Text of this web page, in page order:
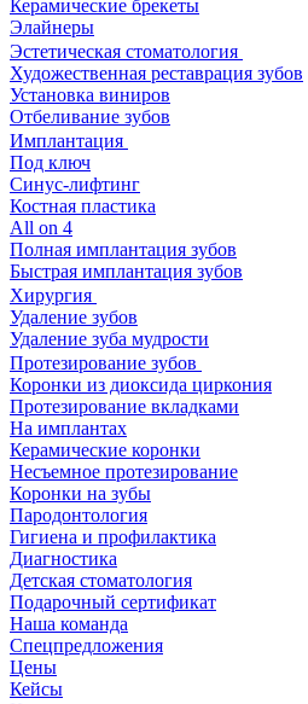
Керамические брекеты
Элайнеры
Эстетическая стоматология
Художественная реставрация зубов
Установка виниров
Отбеливание зубов
Имплантация
Под ключ
Синус-лифтинг
Костная пластика
All on 4
Полная имплантация зубов
Быстрая имплантация зубов
Хирургия
Удаление зубов
Удаление зуба мудрости
Протезирование зубов
Коронки из диоксида циркония
Протезирование вкладками
На имплантах
Керамические коронки
Несъемное протезирование
Коронки на зубы
Пародонтология
Гигиена и профилактика
Диагностика
Детская стоматология
Подарочный сертификат
Наша команда
Спецпредложения
Цены
Кейсы